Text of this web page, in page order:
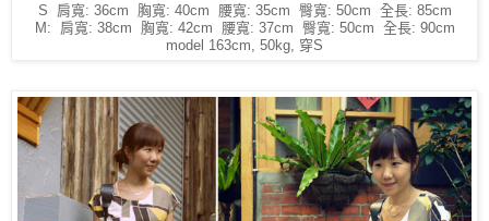
S 肩寬: 36cm 胸寬: 40cm 腰寬: 35cm 臀寬: 50cm 全長: 85cm
M: 肩寬: 38cm 胸寬: 42cm 腰寬: 37cm 臀寬: 50cm 全長: 90cm
model 163cm, 50kg, 穿S